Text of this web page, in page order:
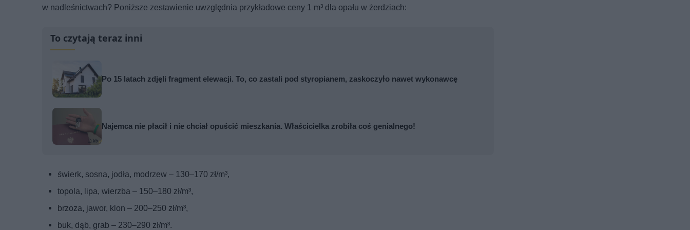
w nadleśnictwach? Poniższe zestawienie uwzględnia przykładowe ceny 1 m³ dla opału w żerdziach:
To czytają teraz inni
Po 15 latach zdjęli fragment elewacji. To, co zastali pod styropianem, zaskoczyło nawet wykonawcę
Najemca nie płacił i nie chciał opuścić mieszkania. Właścicielka zrobiła coś genialnego!
świerk, sosna, jodła, modrzew – 130–170 zł/m³,
topola, lipa, wierzba – 150–180 zł/m³,
brzoza, jawor, klon – 200–250 zł/m³,
buk, dąb, grab – 230–290 zł/m³.